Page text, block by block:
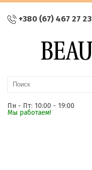
+380 (67) 467 27 23
Пн - Пт: 10:00 - 19:00
Мы работаем!